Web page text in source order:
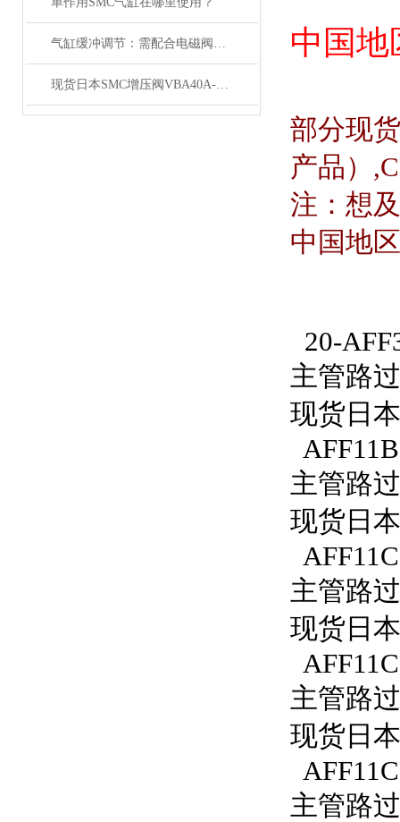
气缸缓冲调节：需配合电磁阀的响应速度来调整
现货日本SMC增压阀VBA40A-04GN
中国地
部分现
产品）
注：想
中国地
20-
主管路
现货日
主管路
现货日
主管路
现货日
主管路
现货日
主管路